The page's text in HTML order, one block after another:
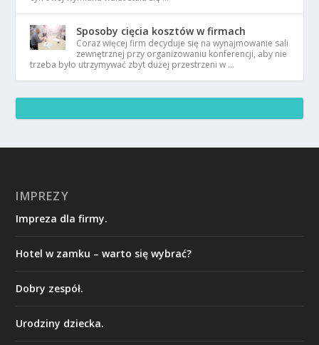
Sposoby cięcia kosztów w firmach
Coraz więcej firm decyduje się na wynajmowanie sali
zewnętrznej przy organizowaniu konferencji, aby nie
trzeba było utrzymywać zbyt dużej przestrzeni w …
IMPREZY
Impreza dla firmy.
Hotel w zamku – warto się wybrać?
Dobry zespół.
Urodziny dziecka.